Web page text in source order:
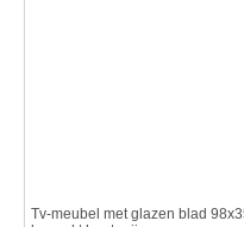
Tv-meubel met glazen blad